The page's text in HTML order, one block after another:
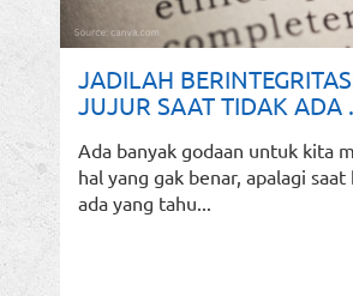
JADILAH
JUJUR SAAT TIDAK ADA
Ada banyak godaan untuk kita
hal yang gak benar, apalagi
ada yang tahu...